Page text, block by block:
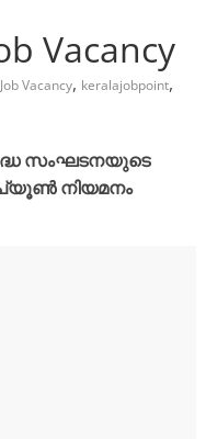
Vacancy
Vacancy, keralajobpoint,
സംഘടനയുടെ
പ്യൂൺ നിയമനം